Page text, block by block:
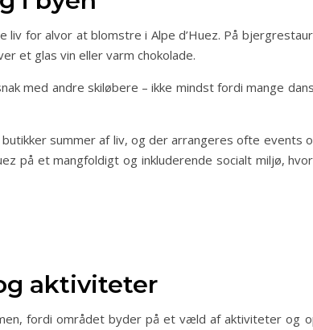
for alvor at blomstre i Alpe d’Huez. På
et glas vin eller varm chokolade.
med andre skiløbere – ikke mindst fordi mange
summer af liv, og der arrangeres ofte events
på et mangfoldigt og inkluderende socialt miljø,
aktiviteter
fordi området byder på et væld af aktiviteter og